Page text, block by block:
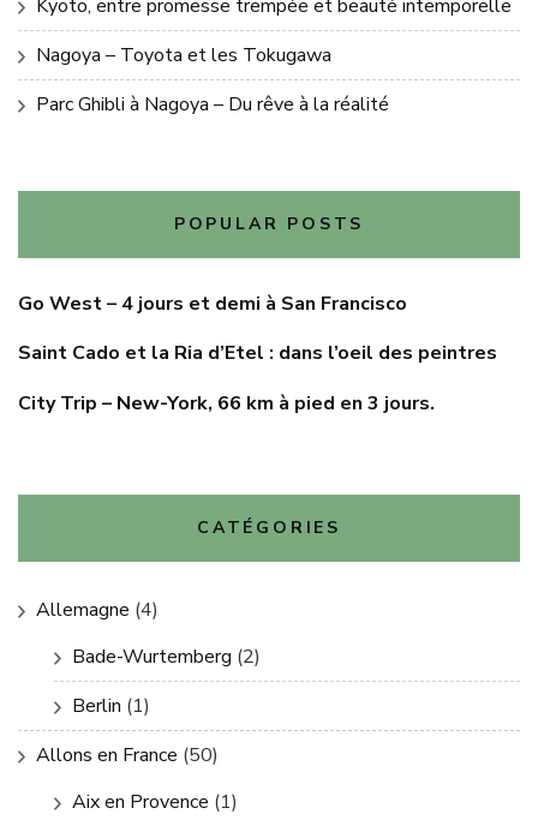
Kyoto, entre promesse trempée et beauté intemporelle
Nagoya – Toyota et les Tokugawa
Parc Ghibli à Nagoya – Du rêve à la réalité
POPULAR POSTS
Go West – 4 jours et demi à San Francisco
Saint Cado et la Ria d’Etel : dans l’oeil des peintres
City Trip – New-York, 66 km à pied en 3 jours.
CATÉGORIES
Allemagne (4)
Bade-Wurtemberg (2)
Berlin (1)
Allons en France (50)
Aix en Provence (1)